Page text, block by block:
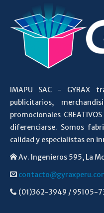
IMAPU SAC - GYRAX
publicitarios,
promocionales
diferenciarse. Somos
calidad y especialistas en
Av. Ingenieros 595, La
(01)362-3949 / 95105-